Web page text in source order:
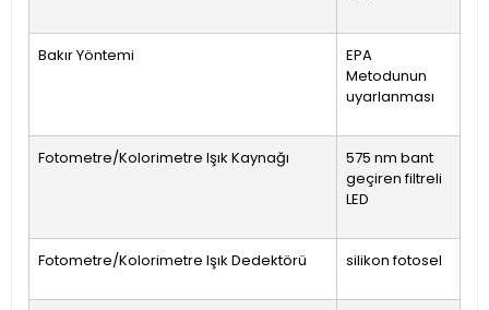
Bakır Yöntemi
EPA
Metodunun
uyarlanması
Fotometre/Kolorimetre Işık Kaynağı
575 nm bant
geçiren filtreli
LED
Fotometre/Kolorimetre Işık Dedektörü silikon fotosel